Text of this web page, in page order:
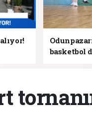
basketbol